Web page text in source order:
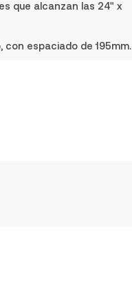
que alcanzan las 24" x
espaciado de 195mm.